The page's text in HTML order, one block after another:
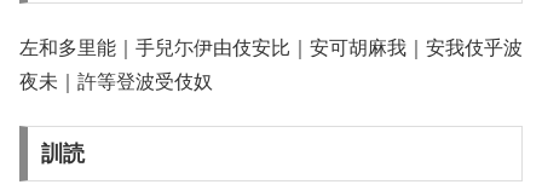
左和多里能｜手兒尓伊由伎安比｜安可胡麻我｜安我伎乎波
夜未｜許等登波受伎奴
訓読